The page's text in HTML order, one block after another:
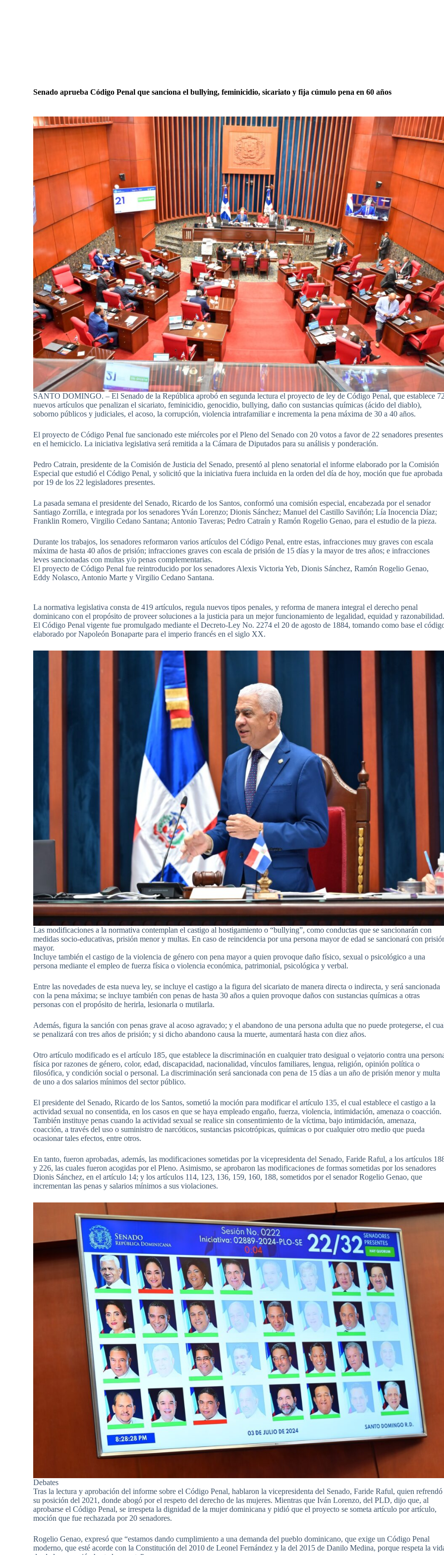
Senado aprueba Código Penal que sanciona el bullying, feminicidio, sicariato y fija cúmulo pena en 60 años
SANTO DOMINGO. – El Senado de la República aprobó en segunda lectura el proyecto de ley de Código Penal, que establece
nuevos artículos que penalizan el sicariato, feminicidio, genocidio, bullying, daño con sustancias químicas (ácido del diablo),
soborno públicos y judiciales, el acoso, la corrupción, violencia intrafamiliar e incrementa la pena máxima de 30 a 40 años.
El proyecto de Código Penal fue sancionado este miércoles por el Pleno del Senado con 20 votos a favor de 22 senadores presentes
en el hemiciclo. La iniciativa legislativa será remitida a la Cámara de Diputados para su análisis y ponderación.
Pedro Catrain, presidente de la Comisión de Justicia del Senado, presentó al pleno senatorial el informe elaborado por la Comisión
Especial que estudió el Código Penal, y solicitó que la iniciativa fuera incluida en la orden del día de hoy, moción que fue aprobada
por 19 de los 22 legisladores presentes.
La pasada semana el presidente del Senado, Ricardo de los Santos, conformó una comisión especial, encabezada por el senador
Santiago Zorrilla, e integrada por los senadores Yván Lorenzo; Dionis Sánchez; Manuel del Castillo Saviñón; Lía Inocencia Díaz;
Franklin Romero, Virgilio Cedano Santana; Antonio Taveras; Pedro Catraín y Ramón Rogelio Genao, para el estudio de la pieza.
Durante los trabajos, los senadores reformaron varios artículos del Código Penal, entre estas, infracciones muy graves con escala
máxima de hasta 40 años de prisión; infracciones graves con escala de prisión de 15 días y la mayor de tres años; e infracciones
leves sancionadas con multas y/o penas complementarias.
El proyecto de Código Penal fue reintroducido por los senadores Alexis Victoria Yeb, Dionis Sánchez, Ramón Rogelio Genao,
Eddy Nolasco, Antonio Marte y Virgilio Cedano Santana.
La normativa legislativa consta de 419 artículos, regula nuevos tipos penales, y reforma de manera integral el derecho penal
dominicano con el propósito de proveer soluciones a la justicia para un mejor funcionamiento de legalidad, equidad y
El Código Penal vigente fue promulgado mediante el Decreto-Ley No. 2274 el 20 de agosto de 1884, tomando como base el
elaborado por Napoleón Bonaparte para el imperio francés en el siglo XX.
Las modificaciones a la normativa contemplan el castigo al hostigamiento o “bullying”, como conductas que se sancionarán con
medidas socio-educativas, prisión menor y multas. En caso de reincidencia por una persona mayor de edad se sancionará con
mayor.
Incluye también el castigo de la violencia de género con pena mayor a quien provoque daño físico, sexual o psicológico a una
persona mediante el empleo de fuerza física o violencia económica, patrimonial, psicológica y verbal.
Entre las novedades de esta nueva ley, se incluye el castigo a la figura del sicariato de manera directa o indirecta, y será sancionada
con la pena máxima; se incluye también con penas de hasta 30 años a quien provoque daños con sustancias químicas a otras
personas con el propósito de herirla, lesionarla o mutilarla.
Además, figura la sanción con penas grave al acoso agravado; y el abandono de una persona adulta que no puede protegerse, el
se penalizará con tres años de prisión; y si dicho abandono causa la muerte, aumentará hasta con diez años.
Otro artículo modificado es el artículo 185, que establece la discriminación en cualquier trato desigual o vejatorio contra una
física por razones de género, color, edad, discapacidad, nacionalidad, vínculos familiares, lengua, religión, opinión política o
filosófica, y condición social o personal. La discriminación será sancionada con pena de 15 días a un año de prisión menor y multa
de uno a dos salarios mínimos del sector público.
El presidente del Senado, Ricardo de los Santos, sometió la moción para modificar el artículo 135, el cual establece el castigo a la
actividad sexual no consentida, en los casos en que se haya empleado engaño, fuerza, violencia, intimidación, amenaza o coacción.
También instituye penas cuando la actividad sexual se realice sin consentimiento de la víctima, bajo intimidación, amenaza,
coacción, a través del uso o suministro de narcóticos, sustancias psicotrópicas, químicas o por cualquier otro medio que pueda
ocasionar tales efectos, entre otros.
En tanto, fueron aprobadas, además, las modificaciones sometidas por la vicepresidenta del Senado, Faride Raful, a los artículos
y 226, las cuales fueron acogidas por el Pleno. Asimismo, se aprobaron las modificaciones de formas sometidas por los senadores
Dionis Sánchez, en el artículo 14; y los artículos 114, 123, 136, 159, 160, 188, sometidos por el senador Rogelio Genao, que
incrementan las penas y salarios mínimos a sus violaciones.
Debates
Tras la lectura y aprobación del informe sobre el Código Penal, hablaron la vicepresidenta del Senado, Faride Raful, quien refrendó
su posición del 2021, donde abogó por el respeto del derecho de las mujeres. Mientras que Iván Lorenzo, del PLD, dijo que, al
aprobarse el Código Penal, se irrespeta la dignidad de la mujer dominicana y pidió que el proyecto se someta artículo por artículo,
moción que fue rechazada por 20 senadores.
Rogelio Genao, expresó que “estamos dando cumplimiento a una demanda del pueblo dominicano, que exige un Código Penal
moderno, que esté acorde con la Constitución del 2010 de Leonel Fernández y la del 2015 de Danilo Medina, porque respeta la